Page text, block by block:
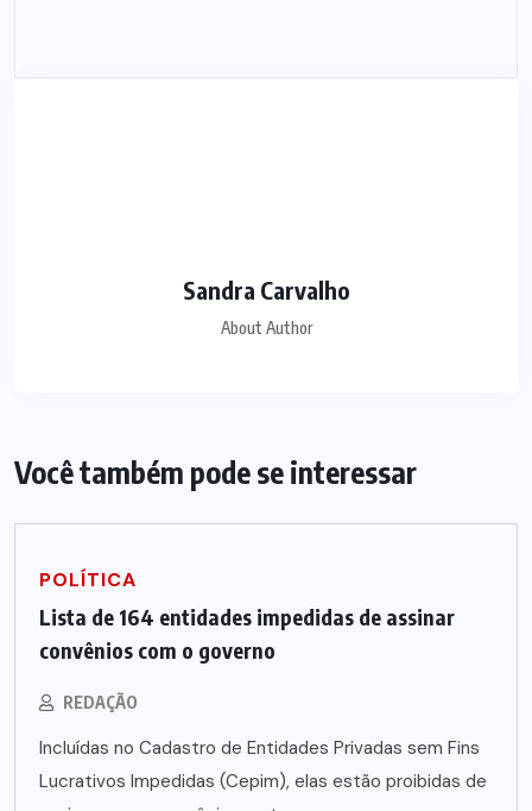
Sandra Carvalho
About Author
Você também pode se interessar
POLÍTICA
Lista de 164 entidades impedidas de assinar
convênios com o governo
REDAÇÃO
Incluídas no Cadastro de Entidades Privadas sem Fins
Lucrativos Impedidas (Cepim), elas estão proibidas de